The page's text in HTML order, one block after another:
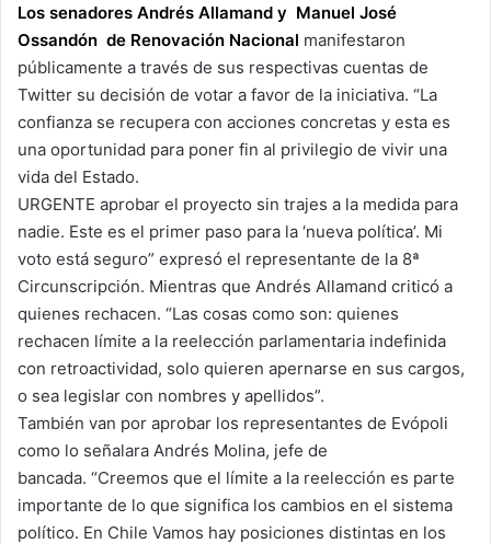
Los senadores Andrés Allamand y Manuel José
Ossandón de Renovación Nacional manifestaron
públicamente a través de sus respectivas cuentas de
Twitter su decisión de votar a favor de la iniciativa. “La
confianza se recupera con acciones concretas y esta es
una oportunidad para poner fin al privilegio de vivir una
vida del Estado.
URGENTE aprobar el proyecto sin trajes a la medida para
nadie. Este es el primer paso para la ‘nueva política’. Mi
voto está seguro” expresó el representante de la 8ª
Circunscripción. Mientras que Andrés Allamand criticó a
quienes rechacen. “Las cosas como son: quienes
rechacen límite a la reelección parlamentaria indefinida
con retroactividad, solo quieren apernarse en sus cargos,
o sea legislar con nombres y apellidos”.
También van por aprobar los representantes de Evópoli
como lo señalara Andrés Molina, jefe de
bancada. “Creemos que el límite a la reelección es parte
importante de lo que significa los cambios en el sistema
político. En Chile Vamos hay posiciones distintas en los